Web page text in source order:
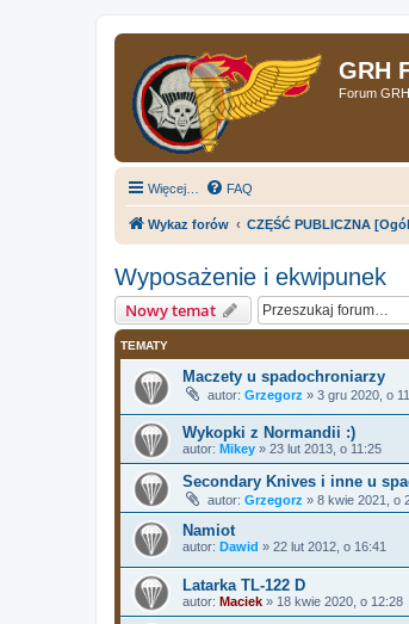
GRH
Forum
Więcej… FAQ
Wykaz forów CZĘŚĆ PUBLICZNA
Wyposażenie i ekwipunek
Nowy temat
TEMATY
Maczety u spadochroniarzy
autor: Grzegorz » 3 gru 2020, o
Wykopki z Normandii :)
autor: Mikey » 23 lut 2013, o 11:25
Secondary Knives i inne u
autor: Grzegorz » 8 kwie 2021, o
Namiot
autor: Dawid » 22 lut 2012, o 16:41
Latarka TL-122 D
autor: Maciek » 18 kwie 2020, o 12:28